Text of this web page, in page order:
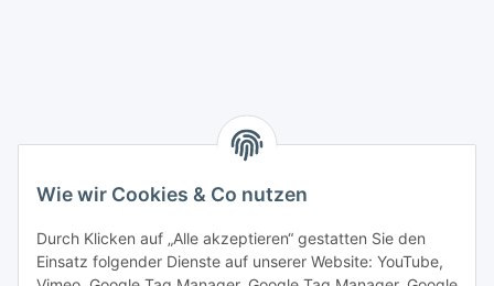
Wie wir Cookies & Co nutzen
Durch Klicken auf „Alle akzeptieren“ gestatten Sie den
Einsatz folgender Dienste auf unserer Website: YouTube,